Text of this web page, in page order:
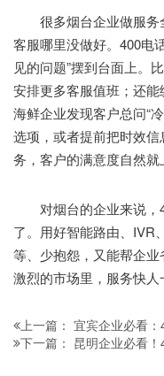
很多烟台企业做服务
客服哪里没做好。400电
见的问题”摆到台面上。
安排更多客服值班；还
海鲜企业发现客户总问“
选项，或者提前把时效
务，客户的满意度自然就
对烟台的企业来说，
了。用好智能路由、IVR
等、少抱怨，又能帮企
激烈的市场里，服务快人
上一篇： 宜宾企业必看：
下一篇： 昆明企业必看